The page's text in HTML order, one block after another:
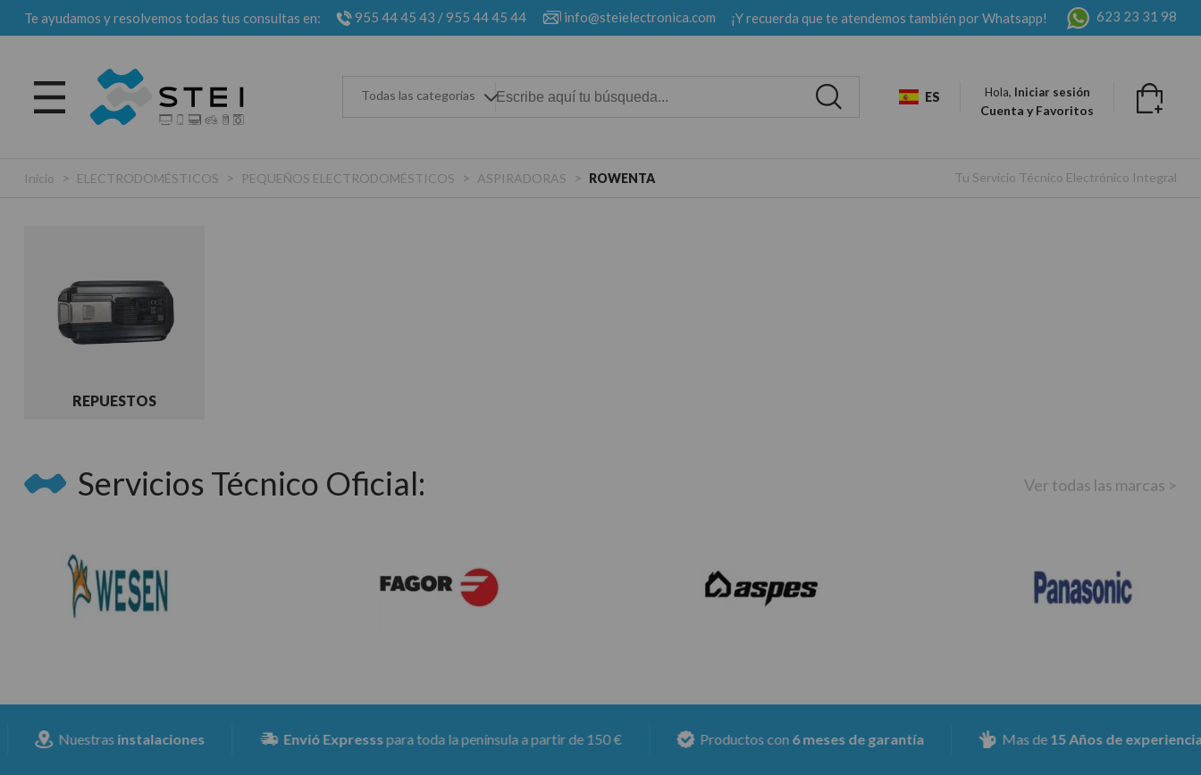
Te ayudamos y resolvemos todas tus consultas en: 955 44 45 43 /955 44 45 44 info@steielectronica.com ¡Y recuerda que te atendemos también por Whatsapp! 623 23 31 98
Todas las categorias ES Hola, Iniciar sesión
Cuenta y Favoritos
Inicio > ELECTRODOMÉSTICOS > PEQUEÑOS ELECTRODOMÉSTICOS > ASPIRADORAS > ROWENTA Tu Servicio Técnico Electrónico Integral
REPUESTOS
Servicios Técnico Oficial: Ver todas las marcas >
Nuestrasinstalaciones Envió Expressspara toda la península a partir de 150 € Productos con6 meses de garantía Mas de15 Años de experiencia